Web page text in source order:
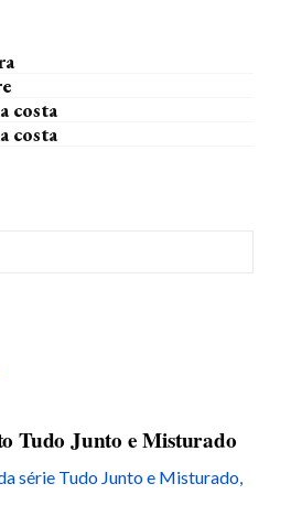
costa
costa
Tudo Junto e Misturado
série Tudo Junto e Misturado,